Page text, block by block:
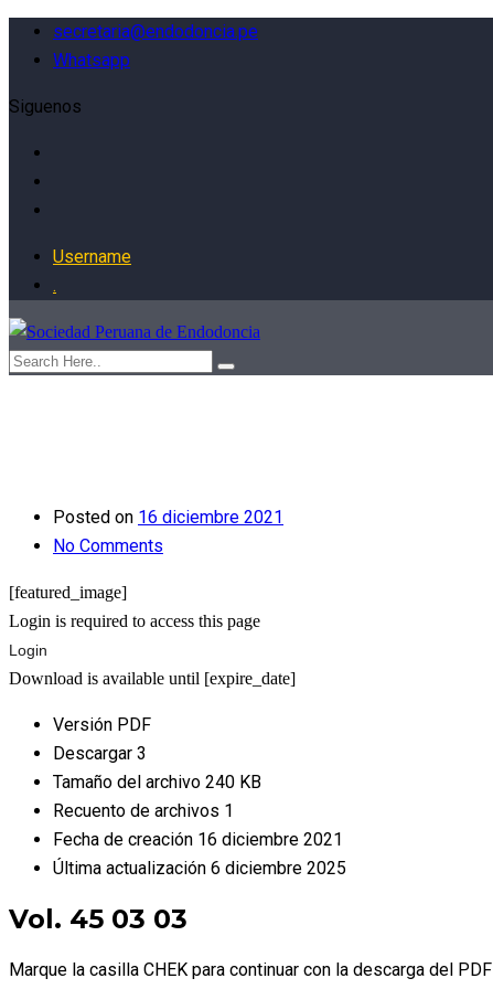
secretaria@endodoncia.pe
Whatsapp
Siguenos
Username
.
Posted on 16 diciembre 2021
No Comments
[featured_image]
Login is required to access this page
Login
Download is available until [expire_date]
Versión PDF
Descargar 3
Tamaño del archivo 240 KB
Recuento de archivos 1
Fecha de creación 16 diciembre 2021
Última actualización 6 diciembre 2025
Vol. 45 03 03
Marque la casilla CHEK para continuar con la descarga del PDF